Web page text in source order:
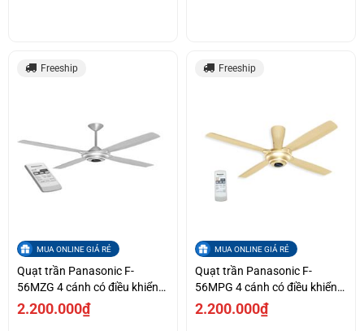
Freeship
MUA ONLINE GIÁ RẺ
Quạt trần Panasonic F-
56MZG 4 cánh có điều khiển
từ xa
2.200.000₫
Freeship
MUA ONLINE GIÁ RẺ
Quạt trần Panasonic F-
56MPG 4 cánh có điều khiển
từ xa
2.200.000₫